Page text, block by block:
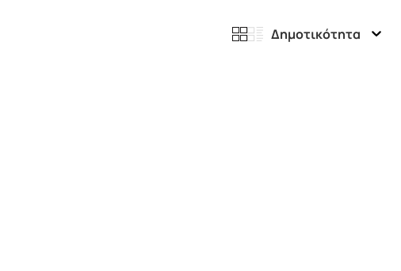
Δημοτικότητα